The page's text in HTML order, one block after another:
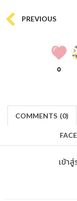
PREVIOUS
0
COMMENTS (0)
เข้า